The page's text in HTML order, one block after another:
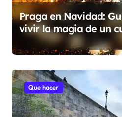
Praga en Navidad:
vivir la magia de un
Que hacer